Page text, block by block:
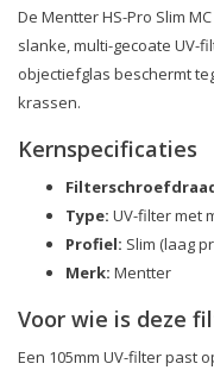
De Mentter HS-Pro Slim
slanke, multi-gecoate UV-
objectiefglas beschermt
krassen.
Kernspecificaties
Type: UV-filter met
Profiel: Slim (laag
Merk: Mentter
Voor wie is deze
Een 105mm UV-filter past